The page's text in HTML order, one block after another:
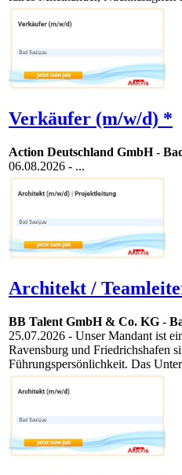
Verkäufer (m/w/d) *
Action Deutschland GmbH-
06.08.2026 - ...
Architekt /
BB Talent GmbH & Co. KG -
25.07.2026 - Unser Mandant ist
Ravensburg und Friedrichshafen
Führungspersönlichkeit. Das